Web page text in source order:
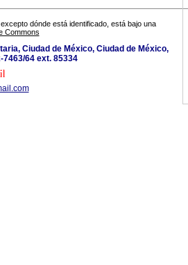
dónde está identificado, está bajo una
Commons
Ciudad de México, Ciudad de México,
7463/64 ext. 85334